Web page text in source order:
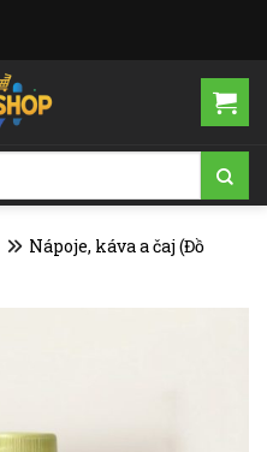
Nápoje, káva a čaj (Đồ